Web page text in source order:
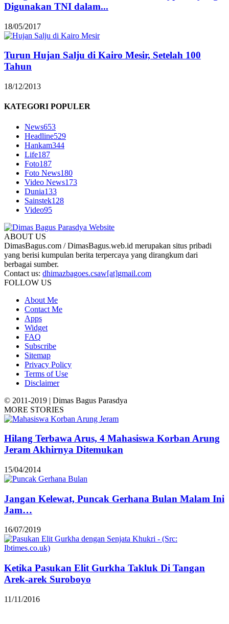
Digunakan TNI dalam...
18/05/2017
Turun Hujan Salju di Kairo Mesir, Setelah 100
Tahun
18/12/2013
KATEGORI POPULER
News653
Headline529
Hankam344
Life187
Foto187
Foto News180
Video News173
Dunia133
Sainstek128
Video95
ABOUT US
DimasBagus.com / DimasBagus.web.id merupakan situs pribadi
yang berisi kumpulan berita terpercaya yang dirangkum dari
berbagai sumber.
Contact us: dhimazbagoes.csaw[at]gmail.com
FOLLOW US
About Me
Contact Me
Apps
Widget
FAQ
Subscribe
Sitemap
Privacy Policy
Terms of Use
Disclaimer
© 2011-2019 | Dimas Bagus Parasdya
MORE STORIES
Hilang Terbawa Arus, 4 Mahasiswa Korban Arung
Jeram Akhirnya Ditemukan
15/04/2014
Jangan Kelewat, Puncak Gerhana Bulan Malam Ini
Jam…
16/07/2019
Ketika Pasukan Elit Gurkha Takluk Di Tangan
Arek-arek Suroboyo
11/11/2016